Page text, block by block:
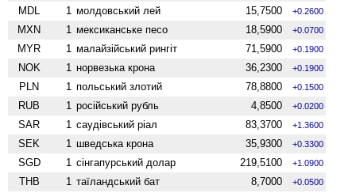
MDL 1 молдовський лей 15,7500 +0.2600
MXN 1 мексиканське песо 18,5900 +0.0700
MYR 1 малайзійський рингіт 71,5900 +0.1900
NOK 1 норвезька крона 36,2300 +0.1900
PLN 1 польський злотий 78,8800 +0.1500
RUB 1 російський рубль 4,8500 +0.0200
SAR 1 саудівський ріал 83,3700 +1.3600
SEK 1 шведська крона 35,9300 +0.3300
SGD 1 сінгапурський долар 219,5100 +1.0900
THB 1 таїландський бат 8,7000 +0.0500